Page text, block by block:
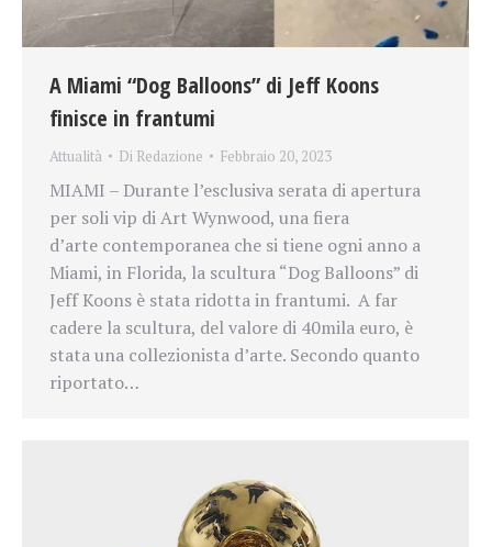
A Miami “Dog Balloons” di Jeff Koons
finisce in frantumi
Attualità Di Redazione Febbraio 20, 2023
MIAMI – Durante l’esclusiva serata di apertura
per soli vip di Art Wynwood, una fiera
d’arte contemporanea che si tiene ogni anno a
Miami, in Florida, la scultura “Dog Balloons” di
Jeff Koons è stata ridotta in frantumi. A far
cadere la scultura, del valore di 40mila euro, è
stata una collezionista d’arte. Secondo quanto
riportato…